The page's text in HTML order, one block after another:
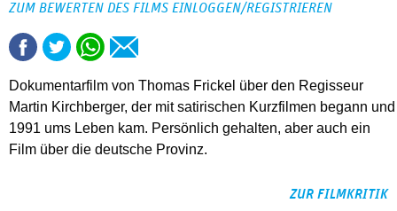
ZUM BEWERTEN DES FILMS EINLOGGEN/REGISTRIEREN
Dokumentarfilm von Thomas Frickel über den Regisseur
Martin Kirchberger, der mit satirischen Kurzfilmen begann und
1991 ums Leben kam. Persönlich gehalten, aber auch ein
Film über die deutsche Provinz.
ZUR FILMKRITIK